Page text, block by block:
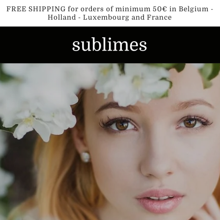
FREE SHIPPING for orders of minimum 50€ in Belgium -
Holland - Luxembourg and France